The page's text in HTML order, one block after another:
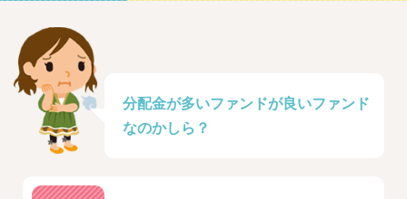
分配金が多いファンドが良いファンド
なのかしら？